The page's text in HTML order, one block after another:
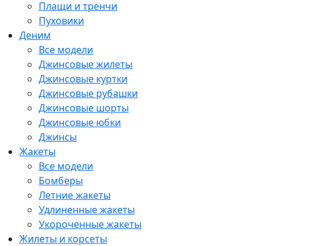
Плащи и тренчи
Пуховики
Деним
Все модели
Джинсовые жилеты
Джинсовые куртки
Джинсовые рубашки
Джинсовые шорты
Джинсовые юбки
Джинсы
Жакеты
Все модели
Бомберы
Летние жакеты
Удлиненные жакеты
Укороченные жакеты
Жилеты и корсеты